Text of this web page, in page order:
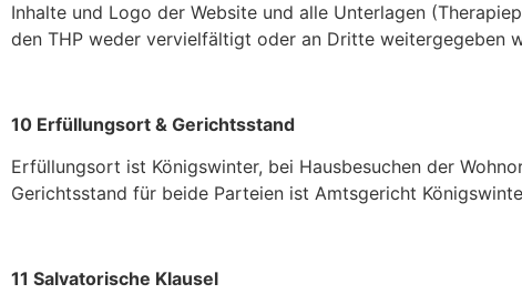
Inhalte und Logo der Website und alle Unterlagen
den THP weder vervielfältigt oder an Dritte weitergegeben
10 Erfüllungsort & Gerichtsstand
Erfüllungsort ist Königswinter, bei Hausbesuchen der
Gerichtsstand für beide Parteien ist Amtsgericht
11 Salvatorische Klausel